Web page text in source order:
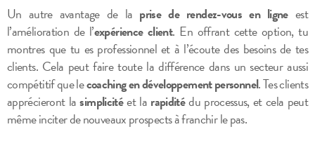
Un autre avantage de la prise de rendez-vous en ligneest
l’amélioration de l’expérience client. En offrant cette option, tu
montres que tu es professionnel et à l’écoute des besoins de tes
clients. Cela peut faire toute la différence dans un secteur aussi
compétitif que lecoaching en développement personnel. Tes clients
apprécieront lasimplicitéet la rapiditédu processus, et cela peut
même inciter de nouveaux prospects à franchir le pas.